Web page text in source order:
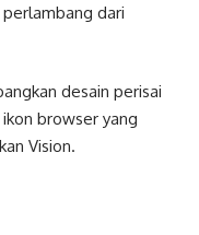
perlambang dari
desain perisai
browser yang
Vision.